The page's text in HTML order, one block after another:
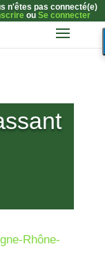
n'êtes pas connecté(e)
ou Se connecter
Rhône-